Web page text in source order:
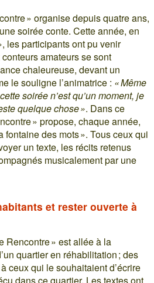
» organise depuis quatre ans,
soirée conte. Cette année, en
les participants ont pu venir
amateurs se sont
chaleureuse, devant un
le souligne l’animatrice : « Même
soirée n’est qu’un moment, je
quelque chose ». Dans ce
» propose, chaque année,
fontaine des mots ». Tous ceux qui
un texte, les récits retenus
musicalement par une
et rester ouverte à
Rencontre » est allée à la
quartier en réhabilitation ; des
ceux qui le souhaitaient d’écrire